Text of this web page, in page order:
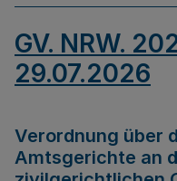
GV. NRW.
29.07.2026
Verordnung über
Amtsgerichte an